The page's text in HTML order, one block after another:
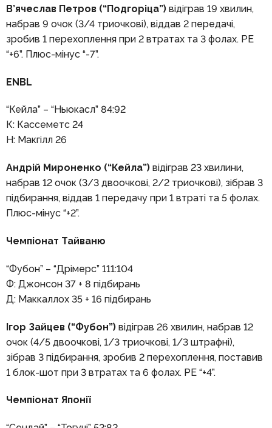
В’ячеслав Петров (“Подгоріца”)відіграв 19 хвилин,
набрав 9 очок (3/4 триочкові), віддав 2 передачі,
зробив 1 перехоплення при 2 втратах та 3 фолах. РЕ
“+6”. Плюс-мінус “-7”.
ENBL
“Кейла” – “Ньюкасл” 84:92
К: Кассеметс 24
Н: Макгілл 26
Андрій Мироненко (“Кейла”)відіграв 23 хвилини,
набрав 12 очок (3/3 двоочкові, 2/2 триочкові), зібрав 3
підбирання, віддав 1 передачу при 1 втраті та 5 фолах.
Плюс-мінус “+2”.
Чемпіонат Тайваню
“Фубон” – “Дрімерс” 111:104
Ф: Джонсон 37 + 8 підбирань
Д: Маккаллох 35 + 16 підбирань
Ігор Зайцев (“Фубон”)відіграв 26 хвилин, набрав 12
очок (4/5 двоочкові, 1/3 триочкові, 1/3 штрафні),
зібрав 3 підбирання, зробив 2 перехоплення, поставив
1 блок-шот при 3 втратах та 6 фолах. РЕ “+4”.
Чемпіонат Японії